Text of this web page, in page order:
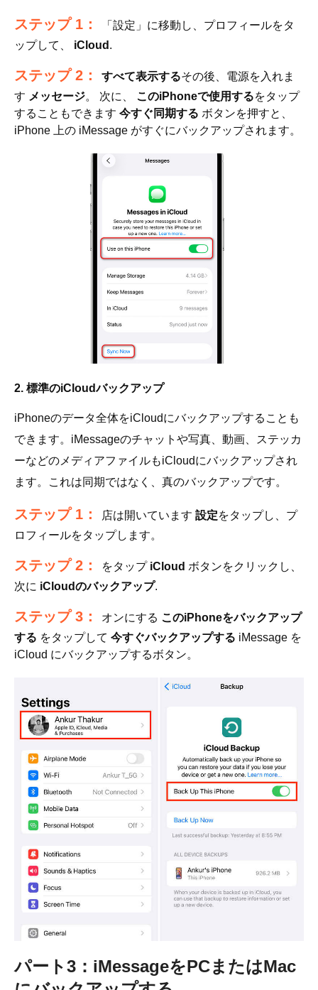
ステップ 1：
「設定」に移動し、プロフィールをタ
ップして、 iCloud .
ステップ 2： すべて表示するその後、電源を入れま
す メッセージ。 次に、 このiPhoneで使用するをタップ
することもできます 今すぐ同期する ボタンを押すと、
iPhone 上の iMessage がすぐにバックアップされます。
2. 標準のiCloudバックアップ
iPhoneのデータ全体をiCloudにバックアップすることも
できます。iMessageのチャットや写真、動画、ステッカ
ーなどのメディアファイルもiCloudにバックアップされ
ます。これは同期ではなく、真のバックアップです。
ステップ 1： 店は開いています 設定をタップし、プ
ロフィールをタップします。
ステップ 2： をタップ iCloud ボタンをクリックし、
次に iCloudのバックアップ.
ステップ 3： オンにする このiPhoneをバックアップ
する をタップして 今すぐバックアップする iMessage を
iCloud にバックアップするボタン。
パート3：iMessageをPCまたはMac